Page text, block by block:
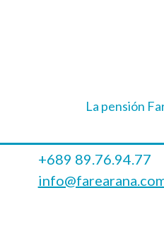
La pensión
+689 89.76.94.77